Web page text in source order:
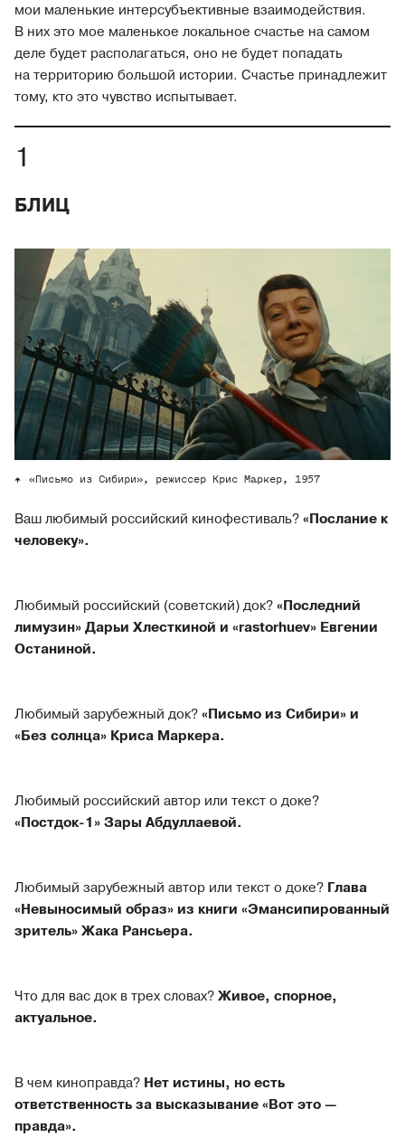
мои маленькие интерсубъективные взаимодействия.
В них это мое маленькое локальное счастье на самом
деле будет располагаться, оно не будет попадать
на территорию большой истории. Счастье принадлежит
тому, кто это чувство испытывает.
БЛИЦ
«Письмо из Сибири», режиссер Крис Маркер, 1957
Ваш любимый российский кинофестиваль?«Послание к
человеку».
Любимый российский (советский) док?«Последний
лимузин» Дарьи Хлесткиной и «rastorhuev» Евгении
Останиной.
Любимый зарубежный док?«Письмо из Сибири» и
«Без солнца» Криса Маркера.
Любимый российский автор или текст о доке?
«Постдок-1» Зары Абдуллаевой.
Любимый зарубежный автор или текст о доке? Глава
«Невыносимый образ» из книги «Эмансипированный
зритель» Жака Рансьера.
Что для вас док в трех словах?Живое, спорное,
актуальное.
В чем киноправда? Нет истины, но есть
ответственность за высказывание «Вот это —
правда».